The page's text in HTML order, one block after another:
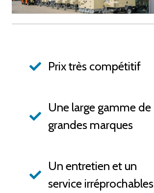
Prix très compétitif
Une large gamme de
grandes marques
Un entretien et un
service irréprochables